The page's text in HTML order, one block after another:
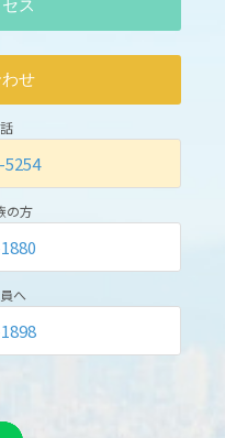
ス
せ
5254
の方
へ